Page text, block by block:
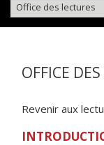
Office des lectures
OFFICE
Revenir aux